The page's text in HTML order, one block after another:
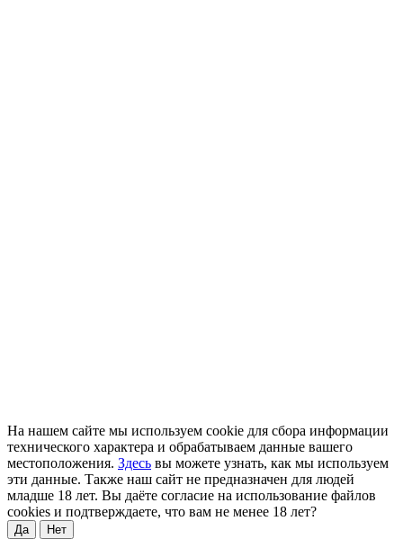
На нашем сайте мы используем cookie для сбора информации
технического характера и обрабатываем данные вашего
местоположения. Здесь вы можете узнать, как мы используем
эти данные. Также наш сайт не предназначен для людей
младше 18 лет. Вы даёте согласие на использование файлов
cookies и подтверждаете, что вам не менее 18 лет?
Да Нет